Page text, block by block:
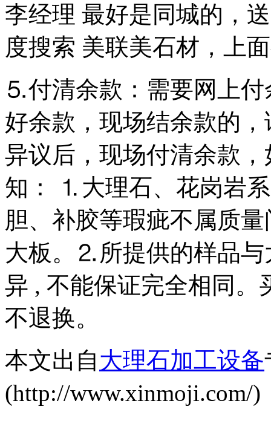
李经理 最好是同城的，
度搜索 美联美石材，上
⒌付清余款：需要网上
好余款，现场结余款的
异议后，现场付清余款
知： ⒈大理石、花岗岩
胆、补胶等瑕疵不属质
大板。⒉所提供的样品与
异 , 不能保证完全相同。
不退换。
本文出自大理石加工设备
(http://www.xinmoji.com/